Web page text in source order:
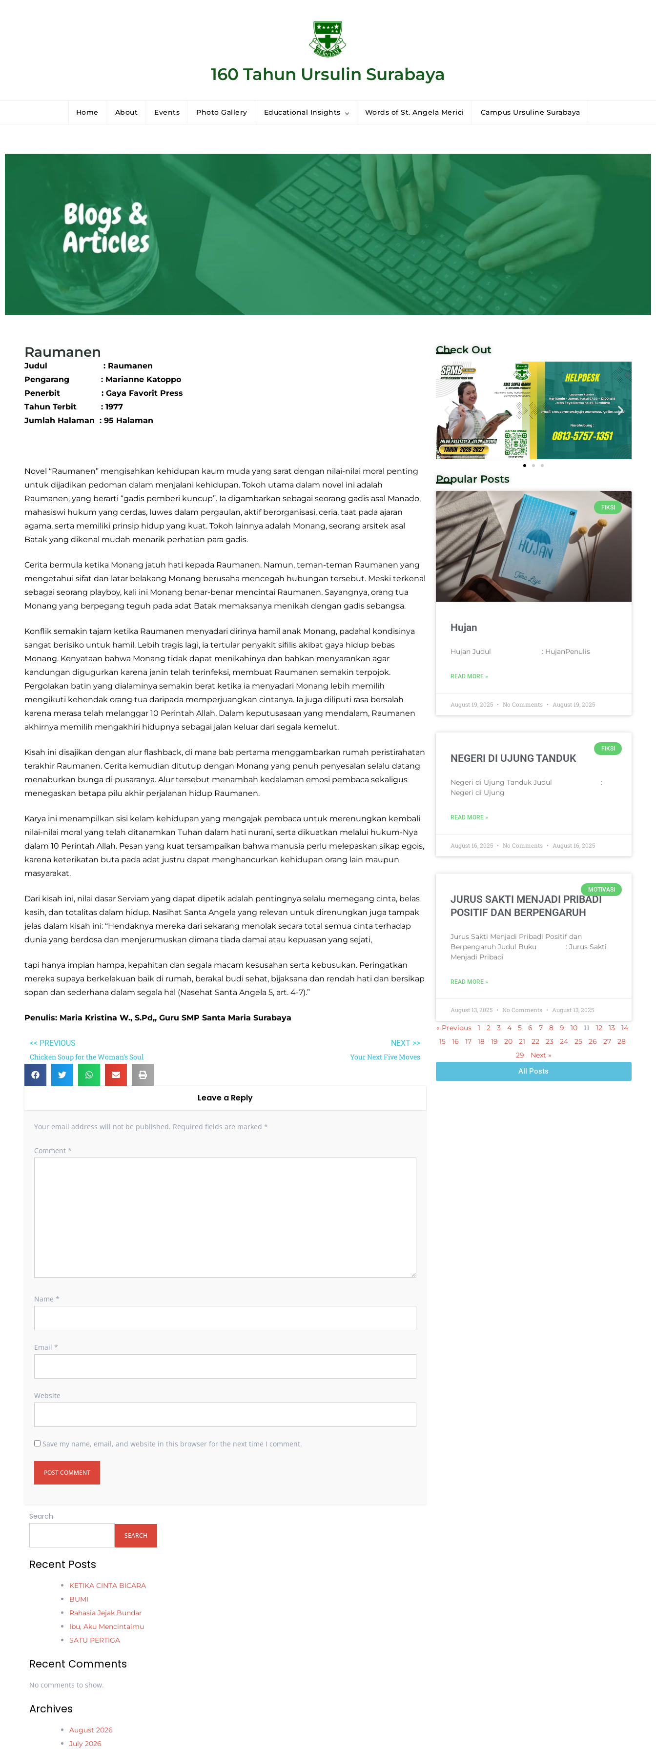
160 Tahun Ursulin Surabaya
Home About Events Photo Gallery Educational Insights Words of St. Angela Merici Campus Ursuline Surabaya
Raumanen
Judul : Raumanen
Pengarang : Marianne Katoppo
Penerbit : Gaya Favorit Press
Tahun Terbit : 1977
Jumlah Halaman : 95 Halaman
Novel “Raumanen” mengisahkan kehidupan kaum muda yang sarat dengan nilai-nilai moral penting
untuk dijadikan pedoman dalam menjalani kehidupan. Tokoh utama dalam novel ini adalah
Raumanen, yang berarti “gadis pemberi kuncup”. Ia digambarkan sebagai seorang gadis asal Manado,
mahasiswi hukum yang cerdas, luwes dalam pergaulan, aktif berorganisasi, ceria, taat pada ajaran
agama, serta memiliki prinsip hidup yang kuat. Tokoh lainnya adalah Monang, seorang arsitek asal
Batak yang dikenal mudah menarik perhatian para gadis.
Cerita bermula ketika Monang jatuh hati kepada Raumanen. Namun, teman-teman Raumanen yang
mengetahui sifat dan latar belakang Monang berusaha mencegah hubungan tersebut. Meski terkenal
sebagai seorang playboy, kali ini Monang benar-benar mencintai Raumanen. Sayangnya, orang tua
Monang yang berpegang teguh pada adat Batak memaksanya menikah dengan gadis sebangsa.
Konflik semakin tajam ketika Raumanen menyadari dirinya hamil anak Monang, padahal kondisinya
sangat berisiko untuk hamil. Lebih tragis lagi, ia tertular penyakit sifilis akibat gaya hidup bebas
Monang. Kenyataan bahwa Monang tidak dapat menikahinya dan bahkan menyarankan agar
kandungan digugurkan karena janin telah terinfeksi, membuat Raumanen semakin terpojok.
Pergolakan batin yang dialaminya semakin berat ketika ia menyadari Monang lebih memilih
mengikuti kehendak orang tua daripada memperjuangkan cintanya. Ia juga diliputi rasa bersalah
karena merasa telah melanggar 10 Perintah Allah. Dalam keputusasaan yang mendalam, Raumanen
akhirnya memilih mengakhiri hidupnya sebagai jalan keluar dari segala kemelut.
Kisah ini disajikan dengan alur flashback, di mana bab pertama menggambarkan rumah peristirahatan
terakhir Raumanen. Cerita kemudian ditutup dengan Monang yang penuh penyesalan selalu datang
menaburkan bunga di pusaranya. Alur tersebut menambah kedalaman emosi pembaca sekaligus
menegaskan betapa pilu akhir perjalanan hidup Raumanen.
Karya ini menampilkan sisi kelam kehidupan yang mengajak pembaca untuk merenungkan kembali
nilai-nilai moral yang telah ditanamkan Tuhan dalam hati nurani, serta dikuatkan melalui hukum-Nya
dalam 10 Perintah Allah. Pesan yang kuat tersampaikan bahwa manusia perlu melepaskan sikap egois,
karena keterikatan buta pada adat justru dapat menghancurkan kehidupan orang lain maupun
masyarakat.
Dari kisah ini, nilai dasar Serviam yang dapat dipetik adalah pentingnya selalu memegang cinta, belas
kasih, dan totalitas dalam hidup. Nasihat Santa Angela yang relevan untuk direnungkan juga tampak
jelas dalam kisah ini: “Hendaknya mereka dari sekarang menolak secara total semua cinta terhadap
dunia yang berdosa dan menjerumuskan dimana tiada damai atau kepuasan yang sejati,
tapi hanya impian hampa, kepahitan dan segala macam kesusahan serta kebusukan. Peringatkan
mereka supaya berkelakuan baik di rumah, berakal budi sehat, bijaksana dan rendah hati dan bersikap
sopan dan sederhana dalam segala hal (Nasehat Santa Angela 5, art. 4-7).”
Penulis: Maria Kristina W., S.Pd,, Guru SMP Santa Maria Surabaya
<< PREVIOUS
Chicken Soup for the Woman’s Soul
NEXT >>
Your Next Five Moves
Leave a Reply
Your email address will not be published. Required fields are marked *
Comment *
Name *
Email *
Website
Save my name, email, and website in this browser for the next time I comment.
Search
SEARCH
Recent Posts
KETIKA CINTA BICARA
BUMI
Rahasia Jejak Bundar
Ibu, Aku Mencintaimu
SATU PERTIGA
Recent Comments
No comments to show.
Archives
August 2026
July 2026
Check Out
Popular Posts
FIKSI
Hujan
Hujan Judul : HujanPenulis
READ MORE »
August 19, 2025 No Comments August 19, 2025
FIKSI
NEGERI DI UJUNG TANDUK
Negeri di Ujung Tanduk Judul :
Negeri di Ujung
READ MORE »
August 16, 2025 No Comments August 16, 2025
MOTIVASI
JURUS SAKTI MENJADI PRIBADI
POSITIF DAN BERPENGARUH
Jurus Sakti Menjadi Pribadi Positif dan
Berpengaruh Judul Buku : Jurus Sakti
Menjadi Pribadi
READ MORE »
August 13, 2025 No Comments August 13, 2025
« Previous 1 2 3 4 5 6 7 8 9 10 11 12 13
14
15
16 17 18 19 20 21 22 23 24 25 26 27
28
29
Next »
All Posts